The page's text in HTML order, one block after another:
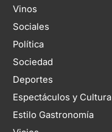
Vinos
Sociales
Política
Sociedad
Deportes
Espectáculos y Cultura
Estilo Gastronomía